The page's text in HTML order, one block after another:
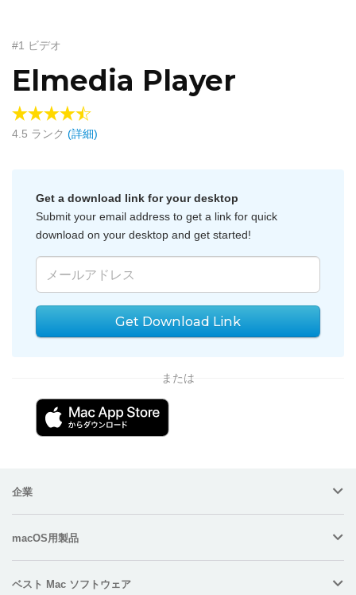
#1 ビデオ
Elmedia Player
4.5 ランク (詳細)
Get a download link for your desktop
Submit your email address to get a link for quick
download on your desktop and get started!
Get Download Link
または
企業
macOS用製品
ベスト Mac ソフトウェア